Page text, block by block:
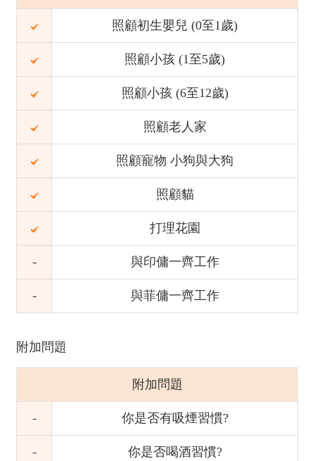
照顧初生嬰兒 (0至1歲)
照顧小孩 (1至5歲)
照顧小孩 (6至12歲)
照顧老人家
照顧寵物 小狗與大狗
照顧貓
打理花園
與印傭一齊工作
與菲傭一齊工作
附加問題
附加問題
你是否有吸煙習慣?
你是否喝酒習慣?